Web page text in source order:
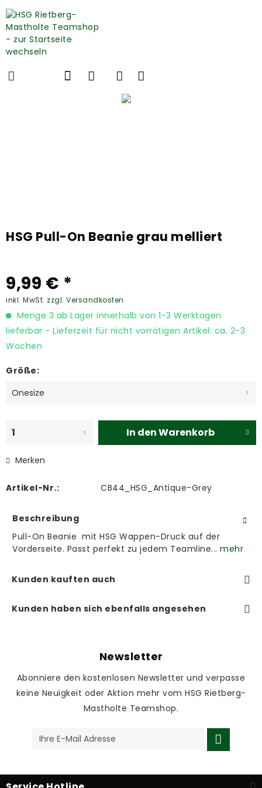
HSG Pull-On Beanie grau melliert
9,99 € *
inkl. MwSt. zzgl. Versandkosten
Menge 3 ab Lager innerhalb von 1-3 Werktagen
lieferbar - Lieferzeit für nicht vorrätigen Artikel: ca. 2-3
Wochen
Größe:
In denWarenkorb
Merken
Artikel-Nr.: CB44_HSG_Antique-Grey
Beschreibung
Pull-On Beanie mit HSG Wappen-Druck auf der
Vorderseite. Passt perfekt zu jedem Teamline... mehr
Kunden kauften auch
Kunden haben sich ebenfalls angesehen
Newsletter
Abonniere den kostenlosen Newsletter und verpasse
keine Neuigkeit oder Aktion mehr vom HSG Rietberg-
Mastholte Teamshop.